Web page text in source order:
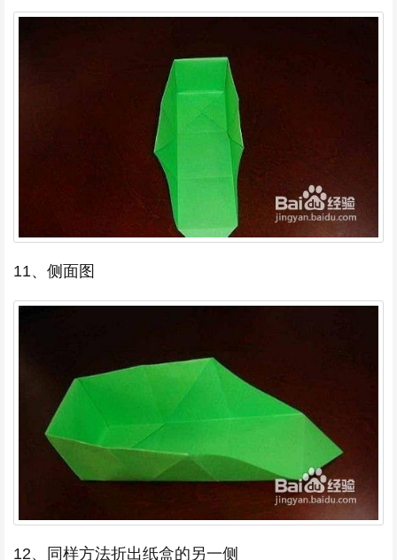
11、侧面图
12、同样方法折出纸盒的另一侧